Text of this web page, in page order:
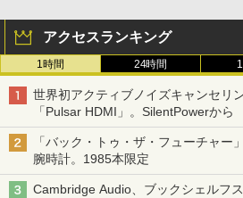
アクセスランキング
1時間 24時間
世界初アクティブノイズキャンセリ
「Pulsar HDMI」。SilentPowerから
「バック・トゥ・ザ・フューチャー
腕時計。1985本限定
Cambridge Audio、ブックシェルフ